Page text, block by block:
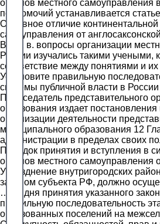
органов местного самоуправления
полномочий устанавливается
Основное отличие
самоуправления от
В XIX в. вопросы организации
России изучались такими учеными,
соответствие между понятиями и
Установите правильную
системы публичной власти в России
Председатель представительного
образования издает
организации деятельности
муниципального образования 12
администрации в пределах своих
Порядок принятия и вступления в
органов местного самоуправления
Упразднение внутригородских
законом субъекта РФ, должно
… со дня принятия указанного
правильную последовательность
образованных поселений на